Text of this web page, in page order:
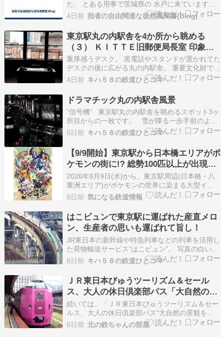
た。 とある用事で茨城県の 水戸に来ています。
水戸→東京の移動はバスにしました。 高速バス
「みと号」で帰ります。 このバスは終点・東京駅
日本橋口 まで行きます。 茨城交通のバスが来ま
した。 水戸駅南口 17:00 発車 終点・東京駅日…
4日前 拙者の自由闊達な徒然風聞書(Blog)
東京駅丸の内駅舎を4か所から眺める
（３） ＫＩＴＴＥ旧郵便局長室 印象的
な室内眺望
重厚感うデスク。 黒電話やスタンドが置かれてた
デスクの後に広がる丸の内駅舎。 重要文化財であ
る東京駅丸の内駅舎を眺めるスポットの3か所目
はＫＩＴＴＥです。 丸の内駅舎の南側に位置する
ＫＩＴＴＥは、日本郵便が展開る商業施設。 各種
テナントが入る中、象徴的な部屋があります。 旧
郵便…
4日前 キハ５８の鉄道ひとコマ
ドラマチック丸の内駅舎風景
”信号機” 東京駅丸の内駅舎を眺めるスポット3ヶ
所目からの一枚です。 雪が降る一歩手前のよう
な冷えた12月の20時前、少し張りつめた空気感の
中に広がるモノクロ世界。 駅舎前の横断歩道に
ある信号機の赤がひときわ存在感を示していまし
た。 ドラマチックな丸の内駅舎風景…
5日前 キハ５８の鉄道ひとコマ
【9/9開始】東京駅から日本橋エリアがポ
ケモンの街に!? 総勢100匹以上が出現
「レジェンドリサーチ」本格謎解き・グ
ッズ情報まとめ
2026年9月9日(水)から、東京駅周辺(日本橋・八
重洲エリア)がポケモンの世界に染まる大型イベ
ント「伝説のポケモンと出会う レジェンドリサー
チ in 日本橋&八重洲」が開幕します。 続きを読む
≫ JR東海 東
5日前 気になる鉄道情報
はこビュンで東京駅に運ばれた産直メロ
ン、生産者の思いも運ばれて旨し！
JR東日本の新幹線や特急列車などの列車を活用し
た荷物輸送サービス”はこビュン”。 写真の白いＥ
３系のような日本初の荷物用新幹線まで導入する
くらいサービスが活発化しています。 そんな”は
こびゅん”を利用した産直市が開催されて、家族
がメロンを買ってきてくれましした。 場所は東京
駅地…
6日前 キハ５８の鉄道ひとコマ
ＪＲ東日本びゅうツーリズム＆セール
ス、大人の休日倶楽部パス「大自然の景
観を望む特急『ニセコ号』乗車！函館・
札幌を自由に満喫３日間」の参加者募集
中。
続いては、「ＪＲ東日本びゅうツーリズム＆セー
ルス、大人の休日倶楽部パス“大自然の景観を望
む特急ニセコ号乗車！函館・札幌を自由に満喫３
日間”の参加者募集中」の話題を一つ。ＪＲ東日
6日前 北の鉄ちゃんの部屋